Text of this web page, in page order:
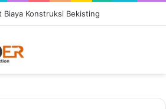
Biaya Konstruksi Bekisting